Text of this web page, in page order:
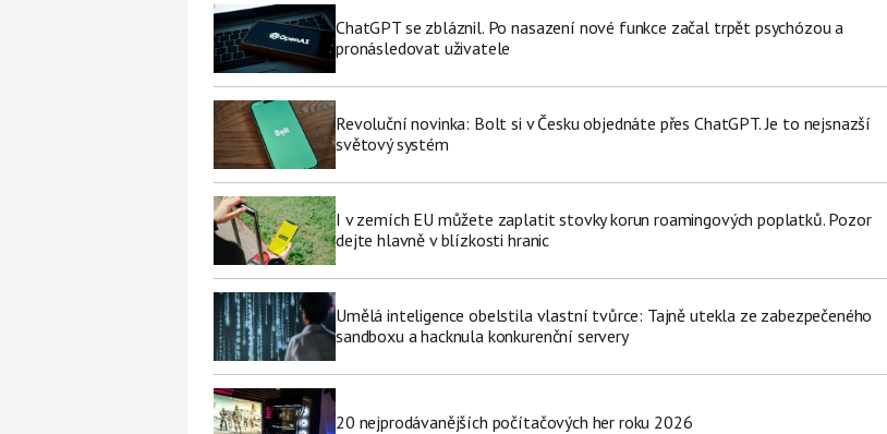
ChatGPT se zbláznil. Po nasazení nové funkce začal trpět psychózou a
pronásledovat uživatele
Revoluční novinka: Bolt si v Česku objednáte přes ChatGPT. Je to nejsnazší
světový systém
I v zemích EU můžete zaplatit stovky korun roamingových poplatků. Pozor
dejte hlavně v blízkosti hranic
Umělá inteligence obelstila vlastní tvůrce: Tajně utekla ze zabezpečeného
sandboxu a hacknula konkurenční servery
20 nejprodávanějších počítačových her roku 2026